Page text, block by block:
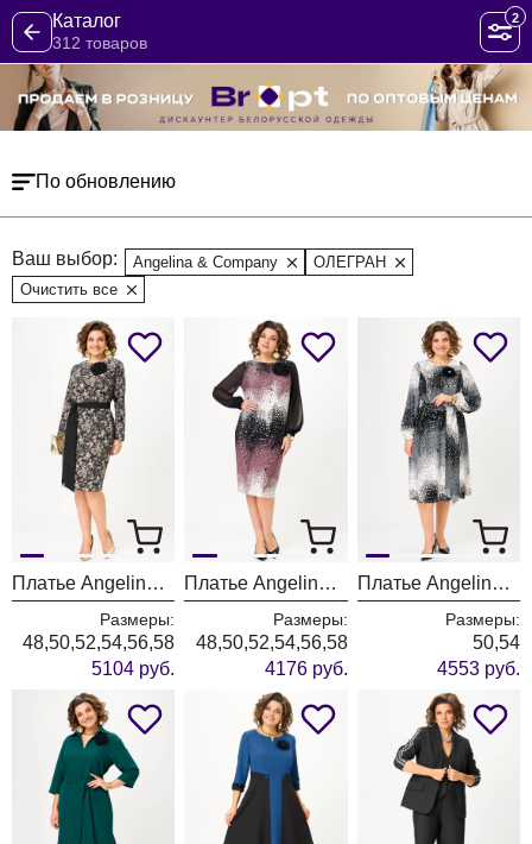
Каталог
312 товаров
2
По обновлению
Ваш выбор: Angelina & Company
ОЛЕГРАН
Очистить все
Платье Angelina & Company 1309
Размеры:
48,50,52,54,56,58
5104 руб.
Платье Angelina & Company 1308
Размеры:
48,50,52,54,56,58
4176 руб.
Платье Angelina & Company 1307
Размеры:
50,54
4553 руб.